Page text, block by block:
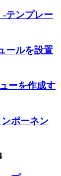
テンプレー
ールを設置
ーを作成す
ポーネン